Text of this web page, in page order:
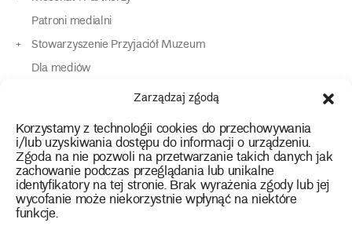
Zarządzaj zgodą
Korzystamy z technologii cookies do przechowywania
i/lub uzyskiwania dostępu do informacji o urządzeniu.
Zgoda na nie pozwoli na przetwarzanie takich danych jak
zachowanie podczas przeglądania lub unikalne
identyfikatory na tej stronie. Brak wyrażenia zgody lub jej
wycofanie może niekorzystnie wpłynąć na niektóre
funkcje.
Patroni medialni
Stowarzyszenie Przyjaciół Muzeum
Dla mediów
Dla osób o specjalnych potrzebach
Kontakt
instagram
twitterfacebookyoutube
tiktok
Polityka prywatności